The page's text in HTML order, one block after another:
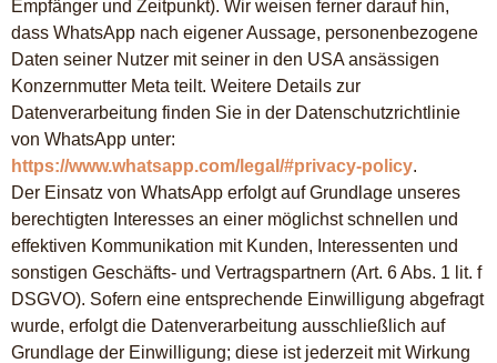
Empfänger und Zeitpunkt). Wir weisen ferner darauf hin,
dass WhatsApp nach eigener Aussage, personenbezogene
Daten seiner Nutzer mit seiner in den USA ansässigen
Konzernmutter Meta teilt. Weitere Details zur
Datenverarbeitung finden Sie in der Datenschutzrichtlinie
von WhatsApp unter:
https://www.whatsapp.com/legal/#privacy-policy.
Der Einsatz von WhatsApp erfolgt auf Grundlage unseres
berechtigten Interesses an einer möglichst schnellen und
effektiven Kommunikation mit Kunden, Interessenten und
sonstigen Geschäfts- und Vertragspartnern (Art. 6 Abs. 1 lit. f
DSGVO). Sofern eine entsprechende Einwilligung abgefragt
wurde, erfolgt die Datenverarbeitung ausschließlich auf
Grundlage der Einwilligung; diese ist jederzeit mit Wirkung